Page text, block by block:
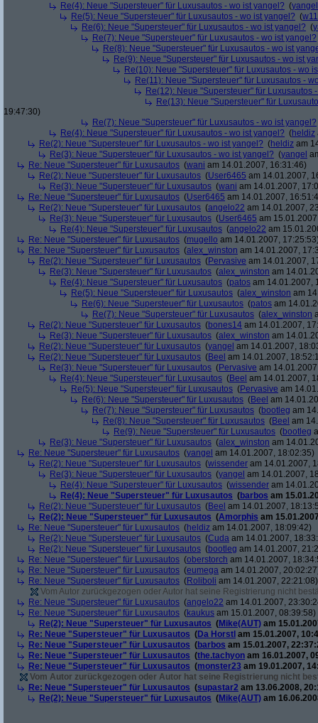
Re(4): Neue "Supersteuer" für Luxusautos - wo ist yangel? (yangel
Re(5): Neue "Supersteuer" für Luxusautos - wo ist yangel? (
Re(6): Neue "Supersteuer" für Luxusautos - wo ist yangel? (
Re(7): Neue "Supersteuer" für Luxusautos - wo ist yangel?
Re(8): Neue "Supersteuer" für Luxusautos - wo ist
Re(9): Neue "Supersteuer" für Luxusautos - wo ist
Re(10): Neue "Supersteuer" für Luxusautos - wo
Re(11): Neue "Supersteuer" für Luxusautos -
Re(12): Neue "Supersteuer" für Luxusautos
Re(13): Neue "Supersteuer" für
19:47:30)
Re(7): Neue "Supersteuer" für Luxusautos - wo ist yangel?
Re(4): Neue "Supersteuer" für Luxusautos - wo ist yangel? (heldiz
Re(2): Neue "Supersteuer" für Luxusautos - wo ist yangel? (heldiz am
Re(3): Neue "Supersteuer" für Luxusautos - wo ist yangel? (yangel
Re: Neue "Supersteuer" für Luxusautos (wani am 14.01.2007, 16:31:46)
Re(2): Neue "Supersteuer" für Luxusautos (User6465 am 14.01.2007,
Re(3): Neue "Supersteuer" für Luxusautos (wani am 14.01.2007,
Re: Neue "Supersteuer" für Luxusautos (User6465 am 14.01.2007,
Re(2): Neue "Supersteuer" für Luxusautos (angelo22 am 14.01.2007,
Re(3): Neue "Supersteuer" für Luxusautos (User6465 am
Re(4): Neue "Supersteuer" für Luxusautos (angelo22 am
Re: Neue "Supersteuer" für Luxusautos (mugello am 14.01.2007,
Re: Neue "Supersteuer" für Luxusautos (alex_winston am 14.01.2007,
Re(2): Neue "Supersteuer" für Luxusautos (Pervasive am 14.01.2007,
Re(3): Neue "Supersteuer" für Luxusautos (alex_winston am
Re(4): Neue "Supersteuer" für Luxusautos (patos am 14.01.2007,
Re(5): Neue "Supersteuer" für Luxusautos (alex_winston am
Re(6): Neue "Supersteuer" für Luxusautos (patos am
Re(7): Neue "Supersteuer" für Luxusautos (alex_winston
Re(2): Neue "Supersteuer" für Luxusautos (bones14 am 14.01.2007,
Re(3): Neue "Supersteuer" für Luxusautos (alex_winston am
Re(2): Neue "Supersteuer" für Luxusautos (yangel am 14.01.2007,
Re(2): Neue "Supersteuer" für Luxusautos (Beel am 14.01.2007,
Re(3): Neue "Supersteuer" für Luxusautos (Pervasive am
Re(4): Neue "Supersteuer" für Luxusautos (Beel am 14.01.2007,
Re(5): Neue "Supersteuer" für Luxusautos (Pervasive am
Re(6): Neue "Supersteuer" für Luxusautos (Beel am
Re(7): Neue "Supersteuer" für Luxusautos (bootleg am
Re(8): Neue "Supersteuer" für Luxusautos (Beel am
Re(9): Neue "Supersteuer" für Luxusautos (bootleg
Re(3): Neue "Supersteuer" für Luxusautos (alex_winston am
Re: Neue "Supersteuer" für Luxusautos (yangel am 14.01.2007, 18:02:35)
Re(2): Neue "Supersteuer" für Luxusautos (wissender am 14.01.2007,
Re(3): Neue "Supersteuer" für Luxusautos (yangel am 14.01.2007,
Re(4): Neue "Supersteuer" für Luxusautos (wissender am
Re(4): Neue "Supersteuer" für Luxusautos (barbos am
Re(2): Neue "Supersteuer" für Luxusautos (Beel am 14.01.2007,
Re(2): Neue "Supersteuer" für Luxusautos (Amorphis am
Re: Neue "Supersteuer" für Luxusautos (heldiz am 14.01.2007, 18:09:42)
Re(2): Neue "Supersteuer" für Luxusautos (Cuda am 14.01.2007,
Re(2): Neue "Supersteuer" für Luxusautos (bootleg am 14.01.2007,
Re: Neue "Supersteuer" für Luxusautos (oberstorch am 14.01.2007,
Re: Neue "Supersteuer" für Luxusautos (eumega am 14.01.2007,
Re: Neue "Supersteuer" für Luxusautos (Roliboli am 14.01.2007, 22:21:08)
Vom Autor zurückgezogen oder Autor hat seine Registrierung nicht
Re: Neue "Supersteuer" für Luxusautos (angelo22 am 14.01.2007,
Re: Neue "Supersteuer" für Luxusautos (kaukus am 15.01.2007, 08:39:58)
Re(2): Neue "Supersteuer" für Luxusautos (Mike(AUT) am
Re: Neue "Supersteuer" für Luxusautos (Da Horstl am 15.01.2007,
Re: Neue "Supersteuer" für Luxusautos (barbos am 15.01.2007,
Re: Neue "Supersteuer" für Luxusautos (the.tachyon am 16.01.2007,
Re: Neue "Supersteuer" für Luxusautos (monster23 am 19.01.2007,
Vom Autor zurückgezogen oder Autor hat seine Registrierung nicht
Re: Neue "Supersteuer" für Luxusautos (supastar2 am 13.06.2008,
Re(2): Neue "Supersteuer" für Luxusautos (Mike(AUT) am